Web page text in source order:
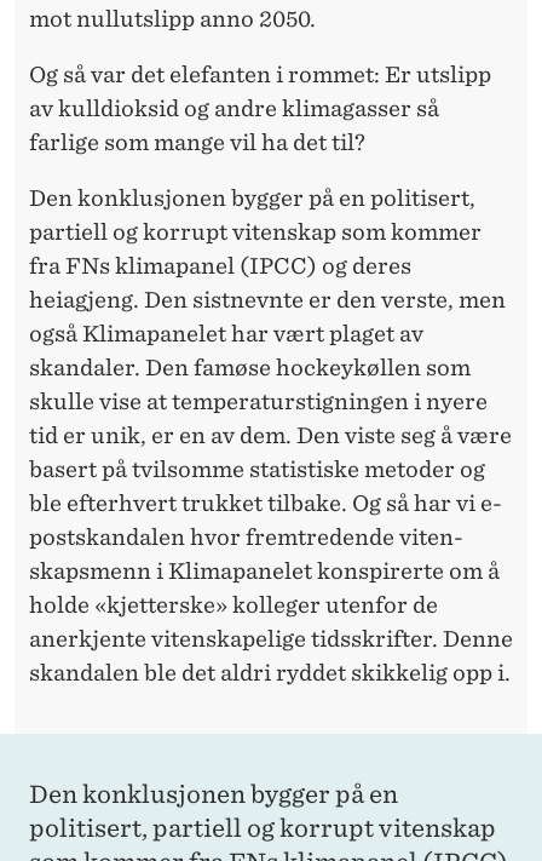
mot nullutslipp anno 2050.
Og så var det elefanten i rommet: Er utslipp
av kulldioksid og andre klimagasser så
farlige som mange vil ha det til?
Den konklusjonen bygger på en politisert,
partiell og korrupt vitenskap som kommer
fra FNs klimapanel (IPCC) og deres
heiagjeng. Den sistnevnte er den verste, men
også Klima­panelet har vært plaget av
skandaler. Den famøse hockey­køllen som
skulle vise at temperatur­stigningen i nyere
tid er unik, er en av dem. Den viste seg å være
basert på tvilsomme statistiske metoder og
ble efterhvert trukket tilbake. Og så har vi e-
post­skandalen hvor fremtredende viten­
skaps­menn i Klima­panelet konspirerte om å
holde «kjetterske» kolleger utenfor de
anerkjente viten­skapelige tids­skrifter. Denne
skandalen ble det aldri ryddet skikkelig opp i.
Den konklusjonen bygger på en
politisert, partiell og korrupt vitenskap